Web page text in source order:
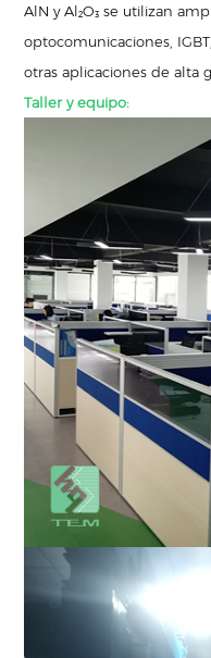
AlN y Al₂O₃ se utilizan
optocomunicaciones,
otras aplicaciones de alta
Taller y equipo: